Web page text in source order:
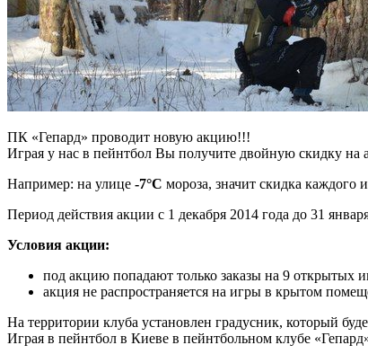
ПК «Гепард» проводит новую акцию!!!
Играя у нас в пейнтбол Вы получите двойную скидку на
Например: на улице -7°С мороза, значит скидка каждого
Период действия акции с 1 декабря 2014 года до 31
Условия акции:
под акцию попадают только заказы на 9
акция не распространяется на игры в крытом
На территории клуба установлен градусник, который
Играя в пейнтбол в Киеве в пейнтбольном клубе